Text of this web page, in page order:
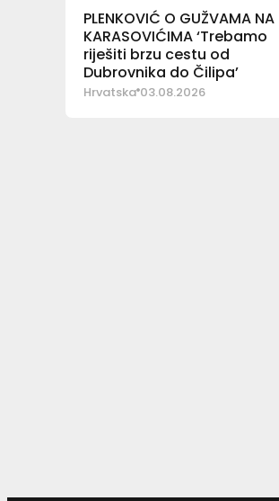
PLENKOVIĆ O GUŽVAMA NA
KARASOVIĆIMA ‘Trebamo
riješiti brzu cestu od
Dubrovnika do Čilipa’
Hrvatska 03.08.2026